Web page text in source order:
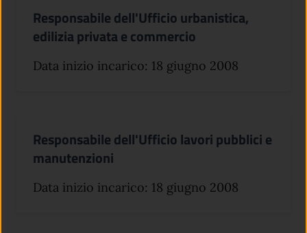
Responsabile dell'Ufficio urbanistica,
edilizia privata e commercio
Data inizio incarico: 18 giugno 2008
Responsabile dell'Ufficio lavori pubblici e
manutenzioni
Data inizio incarico: 18 giugno 2008